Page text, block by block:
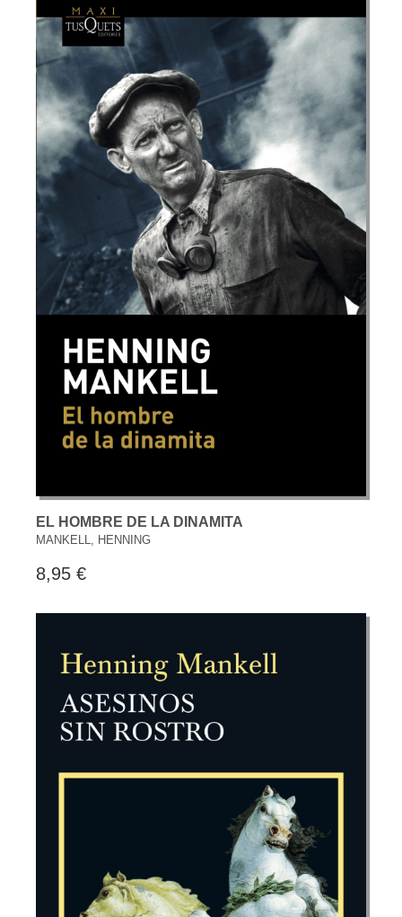
EL HOMBRE DE LA DINAMITA
MANKELL, HENNING
8,95 €